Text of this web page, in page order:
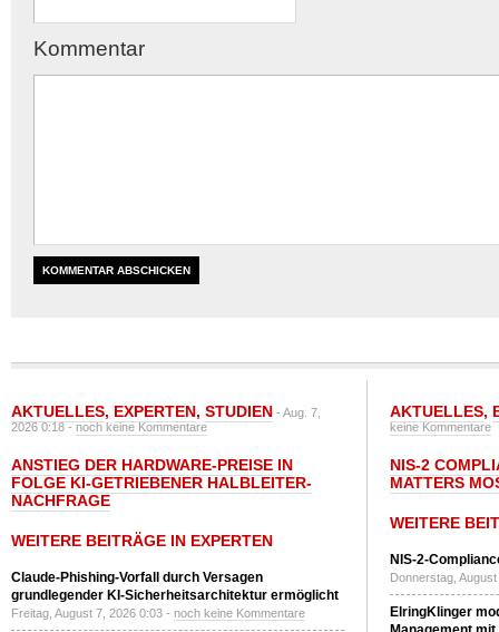
Kommentar
AKTUELLES, EXPERTEN, STUDIEN - Aug. 7,
2026 0:18 -noch keine Kommentare
ANSTIEG DER HARDWARE-PREISE IN
FOLGE KI-GETRIEBENER HALBLEITER-
NACHFRAGE
WEITERE BEITRÄGE IN EXPERTEN
Claude-Phishing-Vorfall durch Versagen
grundlegender KI-Sicherheitsarchitektur ermöglicht
Freitag, August 7, 2026 0:03 - noch keine Kommentare
AKTUELLES,
keine Kommentare
NIS-2
MATTERS
WEITERE
NIS-2-
Donnerstag,
ElringKlinger